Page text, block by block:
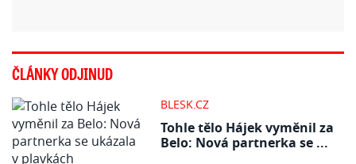
ČLÁNKY ODJINUD
BLESK.CZ
Tohle tělo Hájek vyměnil za
Belo: Nová partnerka se ...